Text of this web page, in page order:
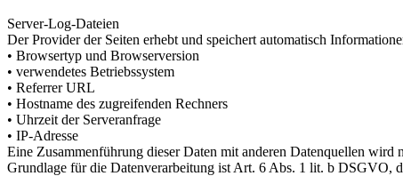
Server-Log-Dateien
Der Provider der Seiten erhebt und speichert automatisch
• Browsertyp und Browserversion
• verwendetes Betriebssystem
• Referrer URL
• Hostname des zugreifenden Rechners
• Uhrzeit der Serveranfrage
• IP-Adresse
Eine Zusammenführung dieser Daten mit anderen Datenquellen wird
Grundlage für die Datenverarbeitung ist Art. 6 Abs. 1 lit. b DSGVO,